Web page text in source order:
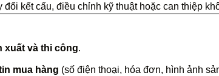
kết cấu, điều chỉnh kỹ thuật hoặc can thiệp
xuất và thi công.
mua hàng (số điện thoại, hóa đơn, hình ảnh